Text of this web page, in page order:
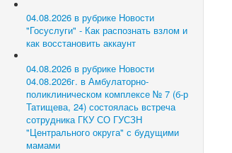
04.08.2026 в рубрике Новости
"Госуслуги" - Как распознать взлом и
как восстановить аккаунт
04.08.2026 в рубрике Новости
04.08.2026г. в Амбулаторно-
поликлиническом комплексе № 7 (б-р
Татищева, 24) состоялась встреча
сотрудника ГКУ СО ГУСЗН
"Центрального округа" с будущими
мамами